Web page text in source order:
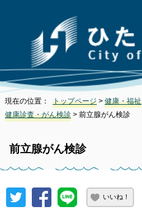
現在の位置： トップページ > 健康・福祉
健康診査・がん検診 > 前立腺がん検診
前立腺がん検診
いいね！